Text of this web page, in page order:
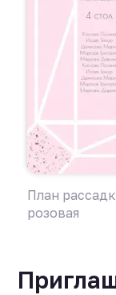
План
розовая